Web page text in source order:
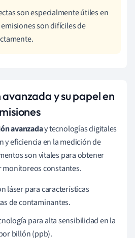
son especialmente útiles en
son difíciles de
y su papel en
avanzaday tecnologías digitales
y eficiencia en la medición de
son vitales para obtener
monitoreos constantes.
láser para características
de contaminantes.
para alta sensibilidad en la
billón (ppb).